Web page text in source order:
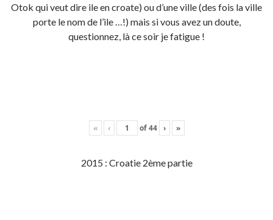
Otok qui veut dire ile en croate) ou d’une ville (des fois la ville
porte le nom de l’ile …!) mais si vous avez un doute,
questionnez, là ce soir je fatigue !
« ‹ of44 › »
2015 : Croatie 2ème partie